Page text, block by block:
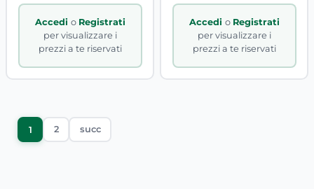
Accedi o Registrati
per visualizzare i
prezzi a te riservati
Accedi o Registrati
per visualizzare i
prezzi a te riservati
1 2 succ